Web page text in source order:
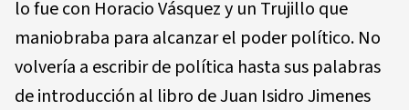
lo fue con Horacio Vásquez y un Trujillo que
maniobraba para alcanzar el poder político. No
volvería a escribir de política hasta sus palabras
de introducción al libro de Juan Isidro Jimenes